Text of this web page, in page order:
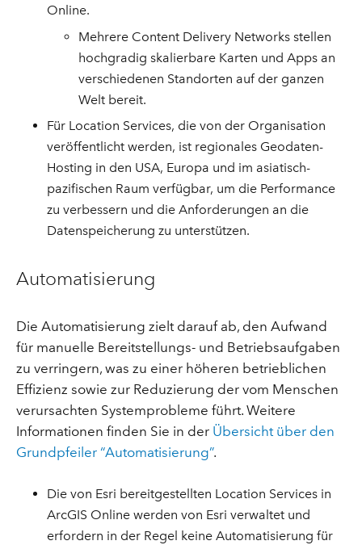
Online.
Mehrere Content Delivery Networks stellen
hochgradig skalierbare Karten und Apps an
verschiedenen Standorten auf der ganzen
Welt bereit.
Für Location Services, die von der Organisation
veröffentlicht werden, ist regionales Geodaten-
Hosting in den USA, Europa und im asiatisch-
pazifischen Raum verfügbar, um die Performance
zu verbessern und die Anforderungen an die
Datenspeicherung zu unterstützen.
Automatisierung
Die Automatisierung zielt darauf ab, den Aufwand
für manuelle Bereitstellungs- und Betriebsaufgaben
zu verringern, was zu einer höheren betrieblichen
Effizienz sowie zur Reduzierung der vom Menschen
verursachten Systemprobleme führt. Weitere
Informationen finden Sie in der Übersicht über den
Grundpfeiler “Automatisierung”.
Die von Esri bereitgestellten Location Services in
ArcGIS Online werden von Esri verwaltet und
erfordern in der Regel keine Automatisierung für